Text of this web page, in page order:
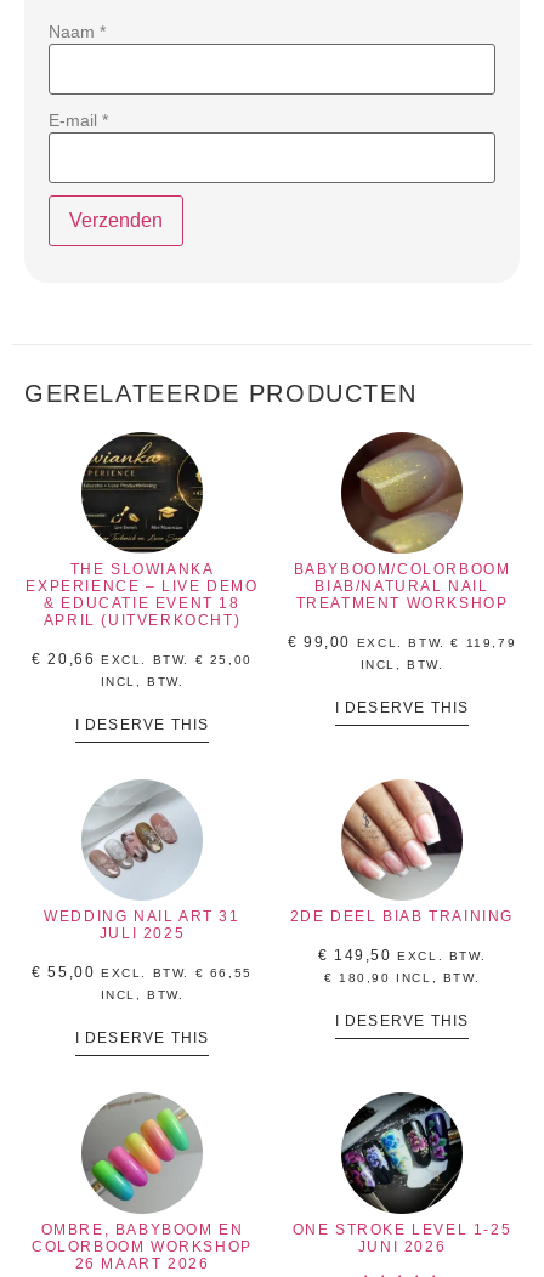
Naam *
E-mail *
GERELATEERDE PRODUCTEN
THE SLOWIANKA
EXPERIENCE – LIVE DEMO
& EDUCATIE EVENT 18
APRIL (UITVERKOCHT)
€ 20,66 EXCL. BTW. € 25,00
INCL, BTW.
I DESERVE THIS
BABYBOOM/COLORBOOM
BIAB/NATURAL NAIL
TREATMENT WORKSHOP
€ 99,00 EXCL. BTW.€
119,79
INCL, BTW.
I DESERVE THIS
WEDDING NAIL ART 31
JULI 2025
€ 55,00 EXCL. BTW. € 66,55
INCL, BTW.
I DESERVE THIS
2DE DEEL BIAB TRAINING
€ 149,50 EXCL. BTW.
€
180,90 INCL, BTW.
I DESERVE THIS
OMBRE, BABYBOOM EN
COLORBOOM WORKSHOP
26 MAART 2026
ONE STROKE LEVEL 1-25
JUNI 2026